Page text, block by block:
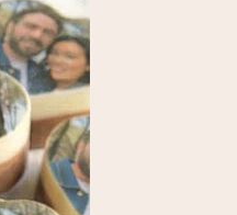
solo tanto amore